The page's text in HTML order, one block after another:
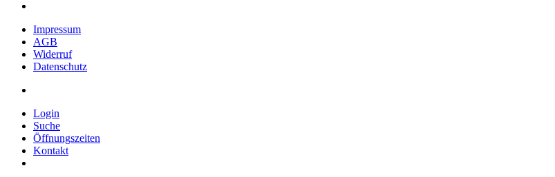
Impressum
AGB
Widerruf
Datenschutz
Login
Suche
Öffnungszeiten
Kontakt